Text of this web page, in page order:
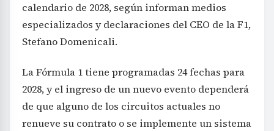
calendario de 2028, según informan medios
especializados y declaraciones del CEO de la F1,
Stefano Domenicali.
La Fórmula 1 tiene programadas 24 fechas para
2028, y el ingreso de un nuevo evento dependerá
de que alguno de los circuitos actuales no
renueve su contrato o se implemente un sistema